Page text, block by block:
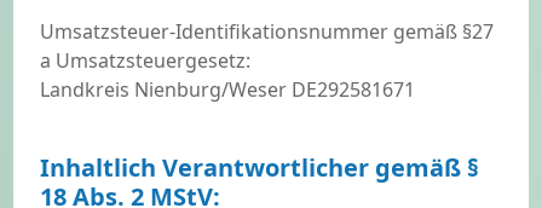
Umsatzsteuer-Identifikationsnummer gemäß §27
a Umsatzsteuergesetz:
Landkreis Nienburg/Weser DE292581671
Inhaltlich Verantwortlicher gemäß §
18 Abs. 2 MStV: